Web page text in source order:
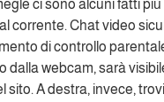
ci sono alcuni fatti
corrente. Chat video
di controllo
dalla webcam, sarà
sito. A destra, invece,